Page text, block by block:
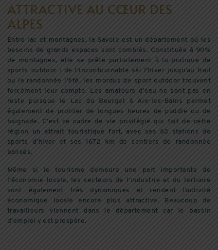
ATTRACTIVE AU CŒUR DES
ALPES
Entre lac et montagnes, la Savoie est un département où les
besoins de grands espaces sont comblés. Constituée à 90%
de montagnes, elle se prête parfaitement à la pratique de
sports outdoor : de l’incontournable ski l’hiver jusqu’au trail
ou la randonnée l’été, les mordus de sport outdoor trouvent
forcément leur compte. Les amateurs d’eau ne sont pas en
reste puisque le Lac du Bourget à Aix-les-Bains permet
également de profiter de longues heures de paddle ou de
baignade. C’est ce cadre de vie privilégié qui fait de cette
région un attrait touristique fort, avec ses 63 stations de
sports d’hiver et ses 1672 km de sentiers de randonnée
balisés.
Même si le tourisme demeure une part importante de
l’économie locale, les secteurs de l’industrie et du tertiaire
sont également très dynamiques et rendent l’activité
économique locale encore plus attractive. Beaucoup de
travailleurs viennent dans le département car le bassin
d’emploi y est prospère.